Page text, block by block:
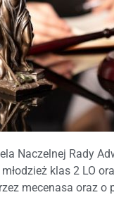
Naczelnej Rady
klas 2 LO
mecenasa oraz o